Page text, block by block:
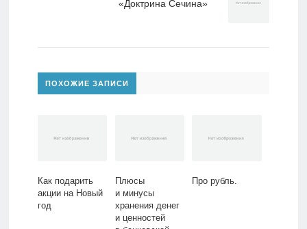
«Доктрина Сечина»
ПОХОЖИЕ ЗАПИСИ
Как подарить
акции на Новый
год
Плюсы
и минусы
хранения денег
и ценностей
Про рубль.